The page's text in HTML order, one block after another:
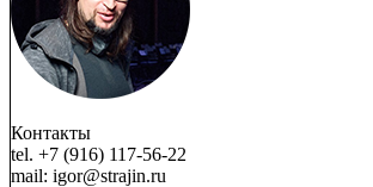
Контакты
tel. +7 (916) 117-56-22
mail: igor@strajin.ru